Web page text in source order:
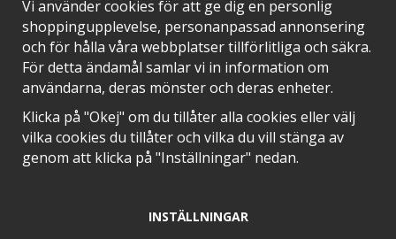
SNABB LEVERANS MED
EN DEL AV
Vi använder cookies för att ge dig en personlig
shoppingupplevelse, personanpassad annonsering
och för hålla våra webbplatser tillförlitliga och säkra.
För detta ändamål samlar vi in information om
användarna, deras mönster och deras enheter.
Klicka på "Okej" om du tillåter alla cookies eller välj
vilka cookies du tillåter och vilka du vill stänga av
genom att klicka på "Inställningar" nedan.
INSTÄLLNINGAR